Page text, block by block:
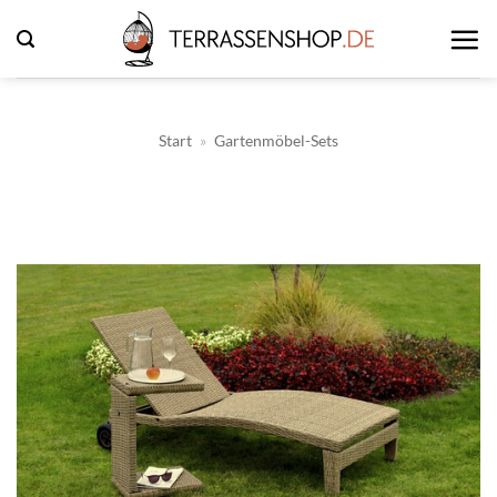
Inhalt
springen
Start » Gartenmöbel-Sets